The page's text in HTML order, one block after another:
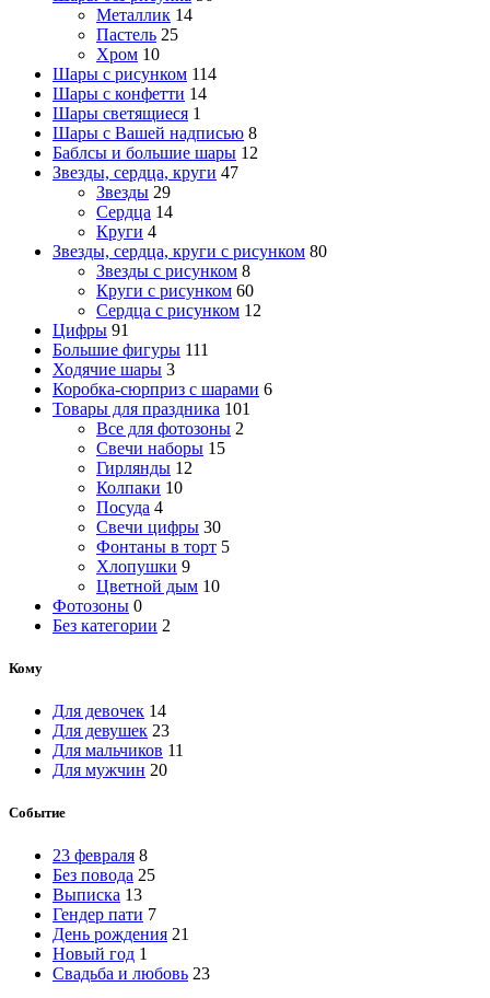
Металлик 14
Пастель 25
Хром 10
Шары с рисунком 114
Шары с конфетти 14
Шары светящиеся 1
Шары с Вашей надписью 8
Баблсы и большие шары 12
Звезды, сердца, круги 47
Звезды 29
Сердца 14
Круги 4
Звезды, сердца, круги с рисунком 80
Звезды с рисунком 8
Круги с рисунком 60
Сердца с рисунком 12
Цифры 91
Большие фигуры 111
Ходячие шары 3
Коробка-сюрприз с шарами 6
Товары для праздника 101
Все для фотозоны 2
Свечи наборы 15
Гирлянды 12
Колпаки 10
Посуда 4
Свечи цифры 30
Фонтаны в торт 5
Хлопушки 9
Цветной дым 10
Фотозоны 0
Без категории 2
Кому
Для девочек 14
Для девушек 23
Для мальчиков 11
Для мужчин 20
Событие
23 февраля 8
Без повода 25
Выписка 13
Гендер пати 7
День рождения 21
Новый год 1
Свадьба и любовь 23